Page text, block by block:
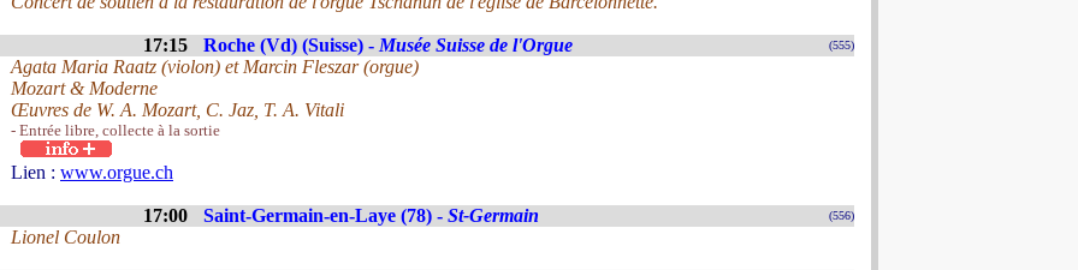
17:15 Roche (Vd) (Suisse) - Musée Suisse de l'Orgue (555)
Agata Maria Raatz (violon) et Marcin Fleszar (orgue)
Mozart & Moderne
Œuvres de W. A. Mozart, C. Jaz, T. A. Vitali
- Entrée libre, collecte à la sortie
Lien : www.orgue.ch
17:00 Saint-Germain-en-Laye (78) - St-Germain (556)
Lionel Coulon